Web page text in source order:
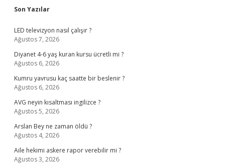
Sidebar
Son Yazılar
LED televizyon nasıl çalışır ?
Ağustos 7, 2026
Diyanet 4-6 yaş kuran kursu ücretli mi ?
Ağustos 6, 2026
Kumru yavrusu kaç saatte bir beslenir ?
Ağustos 6, 2026
AVG neyin kısaltması ingilizce ?
Ağustos 5, 2026
Arslan Bey ne zaman öldü ?
Ağustos 4, 2026
Aile hekimi askere rapor verebilir mi ?
Ağustos 3, 2026